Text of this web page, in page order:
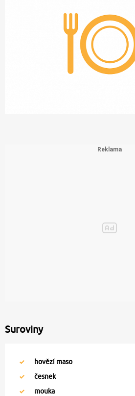
Suroviny
hovězí maso
česnek
mouka